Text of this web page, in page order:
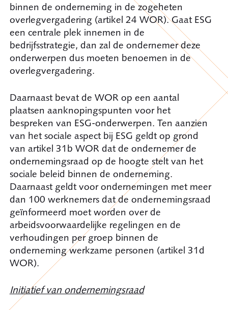
binnen de onderneming in de zogeheten
overlegvergadering (artikel 24 WOR). Gaat ESG
een centrale plek innemen in de
bedrijfsstrategie, dan zal de ondernemer deze
onderwerpen dus moeten benoemen in de
overlegvergadering.
Daarnaast bevat de WOR op een aantal
plaatsen aanknopingspunten voor het
bespreken van ESG-onderwerpen. Ten aanzien
van het sociale aspect bij ESG geldt op grond
van artikel 31b WOR dat de ondernemer de
ondernemingsraad op de hoogte stelt van het
sociale beleid binnen de onderneming.
Daarnaast geldt voor ondernemingen met meer
dan 100 werknemers dat de ondernemingsraad
geïnformeerd moet worden over de
arbeidsvoorwaardelijke regelingen en de
verhoudingen per groep binnen de
onderneming werkzame personen (artikel 31d
WOR).
Initiatief van ondernemingsraad